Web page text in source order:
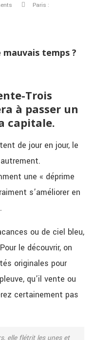
Paris :
temps ?
Trois
à passer un
capitale.
de jour en jour, le
une « déprime
s’améliorer en
ou de ciel bleu,
le découvrir, on
originales pour
qu’il vente ou
certainement pas
elle flétrit les unes et